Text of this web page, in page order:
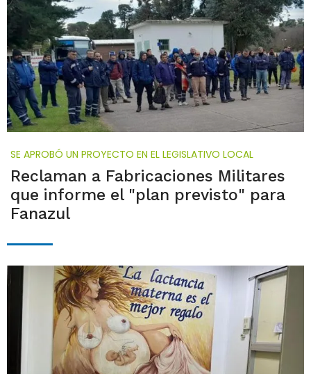
SE APROBÓ UN PROYECTO EN EL LEGISLATIVO LOCAL
Reclaman a Fabricaciones Militares
que informe el "plan previsto" para
Fanazul